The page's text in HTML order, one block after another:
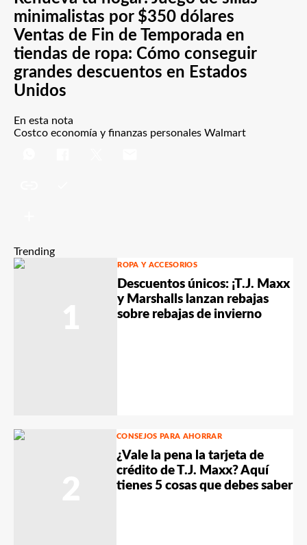
minimalistas por $350 dólares
Ventas de Fin de Temporada en
tiendas de ropa: Cómo conseguir
grandes descuentos en Estados
Unidos
En esta nota
Costco economía y finanzas personales Walmart
Trending
ROPA Y ACCESORIOS
Descuentos únicos: ¡T.J. Maxx
y Marshalls lanzan rebajas
sobre rebajas de invierno
CONSEJOS PARA AHORRAR
¿Vale la pena la tarjeta de
crédito de T.J. Maxx? Aquí
tienes 5 cosas que debes saber